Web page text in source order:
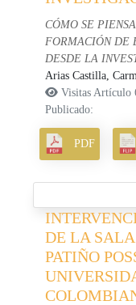
CÓMO SE
FORMACIÓN DE
DESDE LA
Arias Castilla,
Visitas Artículo
Publicado:
PDF
DE LA
PATIÑO